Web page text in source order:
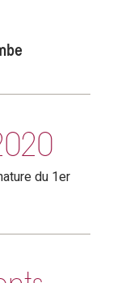
du 1er